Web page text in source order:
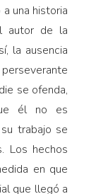
una historia
autor de la
la ausencia
se ofenda,
él no es
trabajo se
Los hechos
en que
que llegó a